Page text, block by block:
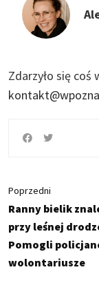
Zdarzyło się coś
Poprzedni
Ranny bielik
przy leśnej
Pomogli
wolontariusze